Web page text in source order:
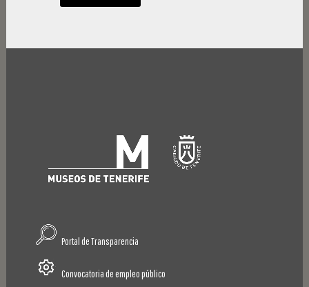
Portal de Transparencia
Convocatoria de empleo público